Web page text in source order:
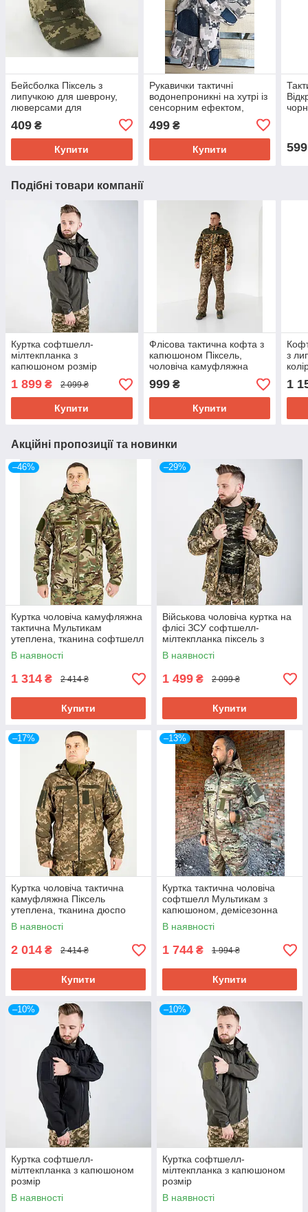
Бейсболка Піксель з
липучкою для шеврону,
люверсами для
вентиляції, регулятором
розміру (56-58)
409 ₴
Купити
Рукавички тактичні
водонепроникні на хутрі із
сенсорним ефектом,
чоловічі зимові рукавички
Піксель
499₴
Купити 599
Подібні товари компанії
Куртка софтшелл-
мілтекпланка з
капюшоном розмір
44,46,48,50,52,54,56,58,60,62,64
Колір олива
1 899 ₴ 2 099 ₴
Купити
Флісова тактична кофта з
капюшоном Піксель,
чоловіча камуфляжна
кофта-куртка з липучками
під шеврони
999₴
Купити
з
1
Акційні пропозиції та новинки
–46%
Куртка чоловіча камуфляжна
тактична Мультикам
утеплена, тканина софтшелл
46,48,50,52р-р
В наявності
1 314 ₴ 2 414 ₴
Купити
–29%
Військова чоловіча куртка на
флісі ЗСУ софтшелл-
мілтекпланка піксель з
капюшоном, камуфляжна
куртка
В наявності
1 499 ₴ 2 099 ₴
Купити
–17%
Куртка чоловіча тактична
камуфляжна Піксель
утеплена, тканина дюспо
48,50,52,54,56р-р 50
В наявності
2 014 ₴ 2 414 ₴
Купити
–13%
Куртка тактична чоловіча
софтшелл Мультикам з
капюшоном, демісезонна
куртка з липучками під
шеврони
В наявності
1 744 ₴ 1 994 ₴
Купити
–10%
Куртка софтшелл-
мілтекпланка з капюшоном
розмір
44,46,48,50,52,54,56,58 Колір
чорний
В наявності
–10%
Куртка софтшелл-
мілтекпланка з капюшоном
розмір
44,46,48,50,52,54,56,58,60,62
,64 Колір олива
В наявності